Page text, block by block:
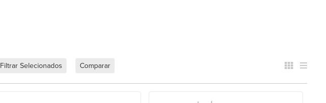
Filtrar Selecionados Comparar